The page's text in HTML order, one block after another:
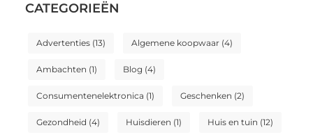
CATEGORIEËN
Advertenties(13) Algemene koopwaar(4)
Ambachten (1) Blog (4)
Consumentenelektronica (1) Geschenken (2)
Gezondheid (4) Huisdieren (1) Huis en tuin (12)